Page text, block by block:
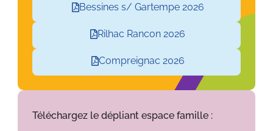
Bessines s/ Gartempe 2026
Rilhac Rancon 2026
Compreignac 2026
Téléchargez le dépliant espace famille :